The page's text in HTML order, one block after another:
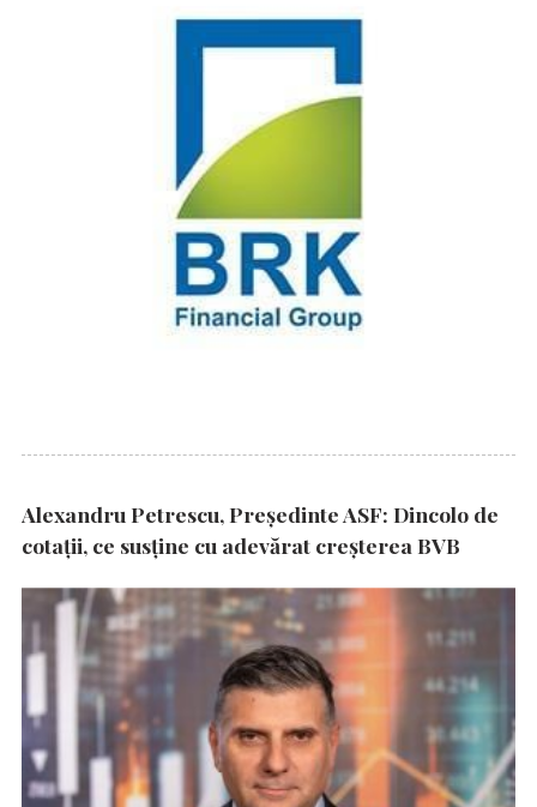
Alexandru Petrescu, Președinte ASF: Dincolo de
cotații, ce susține cu adevărat creșterea BVB